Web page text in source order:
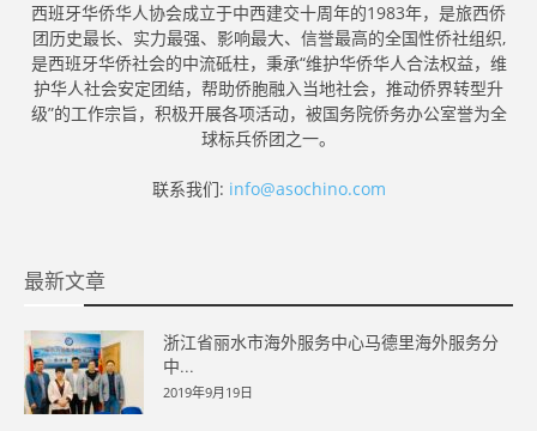
西班牙华侨华人协会成立于中西建交十周年的1983年，是旅西侨
团历史最长、实力最强、影响最大、信誉最高的全国性侨社组织,
是西班牙华侨社会的中流砥柱，秉承“维护华侨华人合法权益，维
护华人社会安定团结，帮助侨胞融入当地社会，推动侨界转型升
级”的工作宗旨，积极开展各项活动，被国务院侨务办公室誉为全
球标兵侨团之一。
联系我们: info@asochino.com
最新文章
浙江省丽水市海外服务中心马德里海外服务分
中...
2019年9月19日